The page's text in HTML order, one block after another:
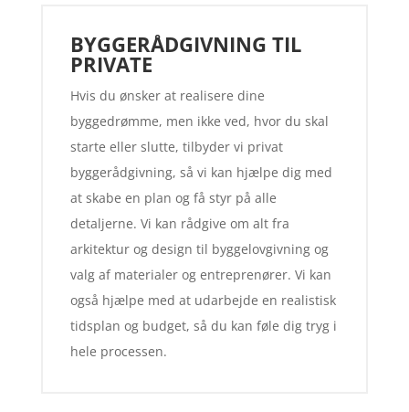
BYGGERÅDGIVNING TIL
PRIVATE
Hvis du ønsker at realisere dine
byggedrømme, men ikke ved, hvor du skal
starte eller slutte, tilbyder vi privat
byggerådgivning, så vi kan hjælpe dig med
at skabe en plan og få styr på alle
detaljerne. Vi kan rådgive om alt fra
arkitektur og design til byggelovgivning og
valg af materialer og entreprenører. Vi kan
også hjælpe med at udarbejde en realistisk
tidsplan og budget, så du kan føle dig tryg i
hele processen.